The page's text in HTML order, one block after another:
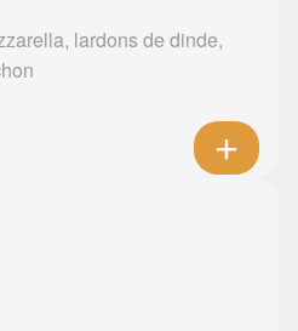
lardons de dinde,